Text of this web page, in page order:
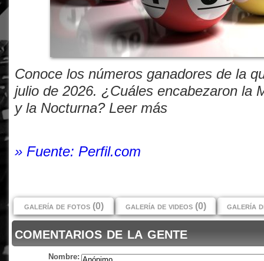
Conoce los números ganadores de la
julio de 2026. ¿Cuáles encabezaron la
y la Nocturna? Leer más
» Fuente: Perfil.com
galería de fotos (0) galería de videos (0) galería
comentarios de la gente
Nombre: